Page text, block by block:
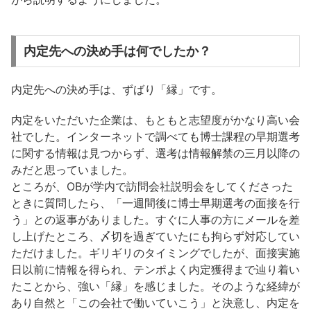
内定先への決め手は何でしたか？
内定先への決め手は、ずばり「縁」です。
内定をいただいた企業は、もともと志望度がかなり高い会
社でした。インターネットで調べても博士課程の早期選考
に関する情報は見つからず、選考は情報解禁の三月以降の
みだと思っていました。
ところが、OBが学内で訪問会社説明会をしてくださった
ときに質問したら、「一週間後に博士早期選考の面接を行
う」との返事がありました。すぐに人事の方にメールを差
し上げたところ、〆切を過ぎていたにも拘らず対応してい
ただけました。ギリギリのタイミングでしたが、面接実施
日以前に情報を得られ、テンポよく内定獲得まで辿り着い
たことから、強い「縁」を感じました。そのような経緯が
あり自然と「この会社で働いていこう」と決意し、内定を